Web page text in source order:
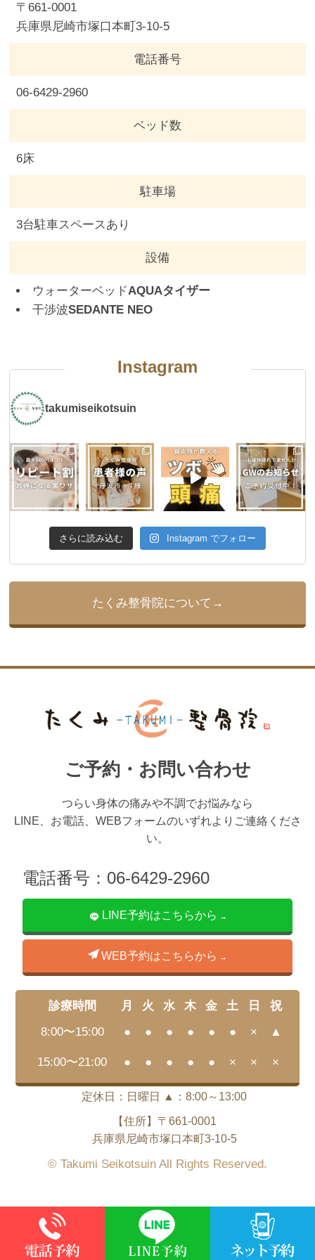
〒661-0001
兵庫県尼崎市塚口本町3-10-5
電話番号
06-6429-2960
ベッド数
6床
駐車場
3台駐車スペースあり
設備
ウォーターベッドAQUAタイザー
干渉波SEDANTE NEO
Instagram
takumiseikotsuin
さらに読み込む Instagram でフォロー
たくみ整骨院について
ご予約・お問い合わせ
つらい身体の痛みや不調でお悩みなら
LINE、お電話、WEBフォームのいずれよりご連絡くださ
い。
電話番号：06-6429-2960
LINE予約はこちらから
WEB予約はこちらから
診療時間 月 火 水 木 金 土 日
祝
8:00〜15:00
● ● ● ● ● ● × ▲
15:00〜21:00 ● ● ● ● ● × × ×
定休日：日曜日 ▲：8:00～13:00
【住所】〒661-0001
兵庫県尼崎市塚口本町3-10-5
© Takumi Seikotsuin All Rights Reserved.
This site is protected by reCAPTCHA and the GooglePrivacy Policy andTerms of Service